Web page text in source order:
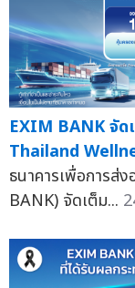
EXIM BANK จัด
Thailand
ธนาคารเพื่อการส่
BANK) จัดเต็ม...